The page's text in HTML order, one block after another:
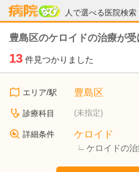
人で選べる医院検索
病院なび
豊島区のケロイドの治療が受
13 件見つかりました
エリア/駅 豊島区
診療科目 (未指定)
詳細条件 ケロイド
ケロイドの